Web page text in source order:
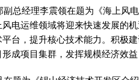
经理李震领在题为《海上风电
电运维领域将迎来快速发展的
台，提升核心技术能力。积极
成项目集群，发挥规模经济效